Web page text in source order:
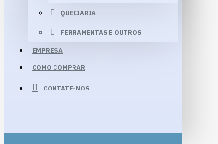
QUEIJARIA
FERRAMENTAS E OUTROS
EMPRESA
COMO COMPRAR
CONTATE-NOS